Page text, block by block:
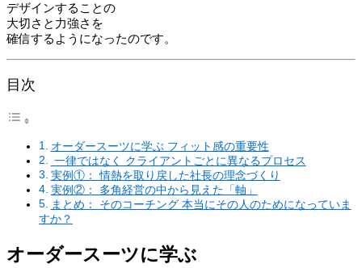
デザインすることの
大切さと力強さを
確信するようになったのです。
目次
オーダースーツに学ぶ フィット感の重要性
一律ではなく クライアントごとに異なるプロセス
実例①： 情熱を取り戻した社長の理念づくり
実例②： 多角経営の中から見えた「軸」
まとめ： そのコーチング 本当にその人のためになっていま
すか？
オーダースーツに学ぶ